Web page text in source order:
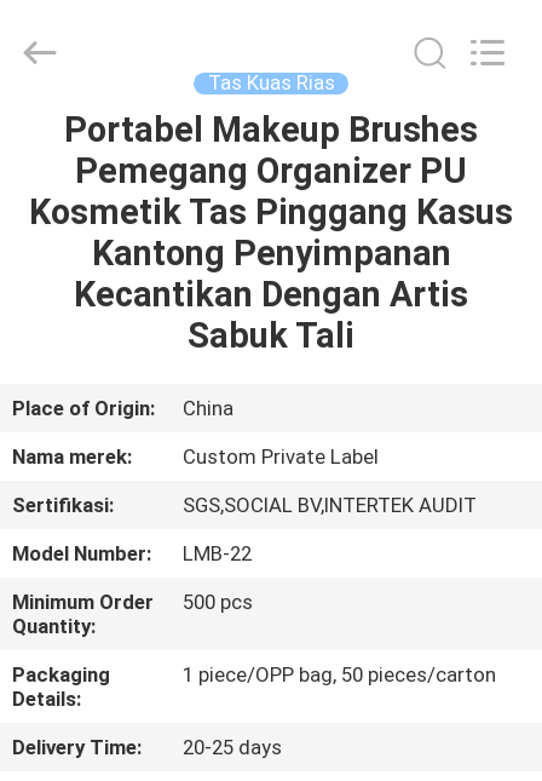
RUMAH
PRODUK
TENTANG
TUR
PABRIK
KONTROL
KUALITAS
SITEMAP
PRIVACY
POLICY
Tas Kuas Rias
Portabel Makeup Brushes
Pemegang Organizer PU
Kosmetik Tas Pinggang Kasus
Kantong Penyimpanan
Kecantikan Dengan Artis
Sabuk Tali
Place of Origin:
China
Nama merek:
Custom Private Label
Sertifikasi:
SGS,SOCIAL BV,INTERTEK AUDIT
Model Number:
LMB-22
Minimum Order
Quantity:
500 pcs
Packaging
Details:
1 piece/OPP bag, 50 pieces/carton
Delivery Time:
20-25 days